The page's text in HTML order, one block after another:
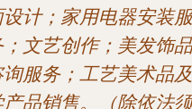
计；家用电器安装
文艺创作；美发饰
服务；工艺美术品
品销售。（除依法